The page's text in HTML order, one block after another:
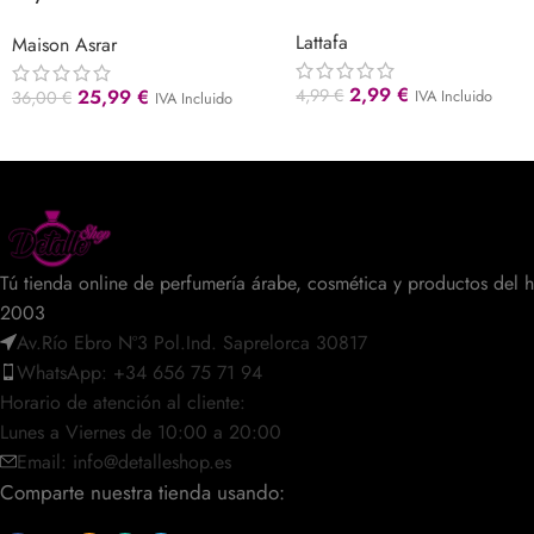
Maison Asrar
36,00€ 25,99 € IVA Incluido
Lattafa
4,99€ 2,99€ IVA Incluido
Tú tienda online de perfumería árabe, cosmética y productos del
2003
Av.Río Ebro Nº3 Pol.Ind. Saprelorca 30817
WhatsApp: +34 656 75 71 94
Horario de atención al cliente:
Lunes a Viernes de 10:00 a 20:00
Email: info@detalleshop.es
Comparte nuestra tienda usando: